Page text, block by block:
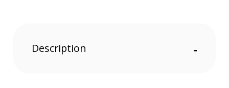
Description -